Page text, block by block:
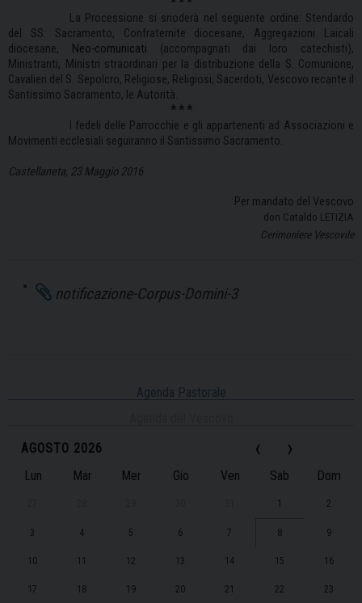
La Processione si snoderà nel seguente ordine: Stendardo
del SS: Sacramento, Confraternite diocesane, Aggregazioni Laicali
diocesane, Neo-comunicati (accompagnati dai loro catechisti),
Ministranti, Ministri straordinari per la distribuzione della S. Comunione,
Cavalieri del S. Sepolcro, Religiose, Religiosi, Sacerdoti, Vescovo recante il
Santissimo Sacramento, le Autorità.
* * *
I fedeli delle Parrocchie e gli appartenenti ad Associazioni e
Movimenti ecclesiali seguiranno il Santissimo Sacramento.
Castellaneta, 23 Maggio 2016
Per mandato del Vescovo
don Cataldo LETIZIA
Cerimoniere Vescovile
notificazione-Corpus-Domini-3
Agenda Pastorale
‹
AGOSTO 2026 ›
Lun Mar Mer Gio Ven Sab Dom
1 2
3 4 5 6 7 8 9
10 11 12 13 14 15 16
17 18 19 20 21 22 23